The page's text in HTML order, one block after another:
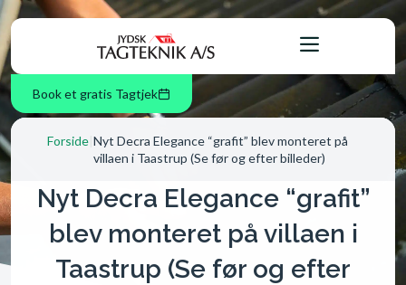
Book et gratis Tagtjek
Forside Nyt Decra Elegance “grafit” blev monteret på
villaen i Taastrup (Se før og efter billeder)
Nyt Decra Elegance “grafit”
blev monteret på villaen i
Taastrup (Se før og efter